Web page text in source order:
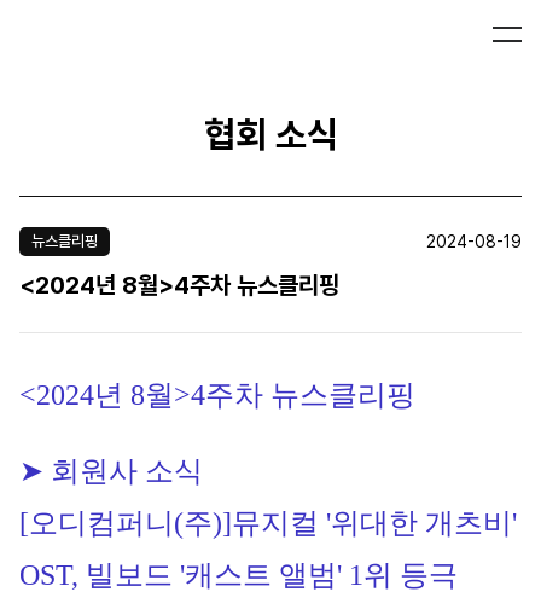
협회 소식
뉴스클리핑 2024-08-19
<2024년 8월>4주차 뉴스클리핑
<2024년 8월>4주차 뉴스클리핑
➤ 회원사 소식
[오디컴퍼니(주)]뮤지컬 '위대한 개츠비'
OST, 빌보드 '캐스트 앨범' 1위 등극